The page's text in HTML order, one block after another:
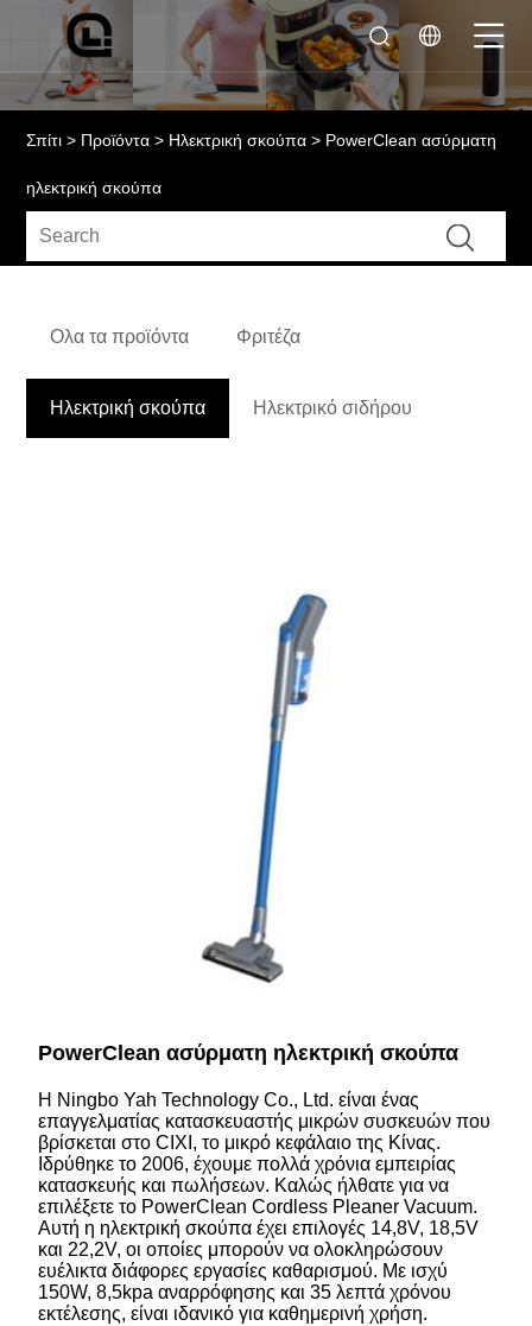
Σπίτι > Προϊόντα > Ηλεκτρική σκούπα > PowerClean ασύρματη
ηλεκτρική σκούπα
Ολα τα προϊόντα Φριτέζα
Ηλεκτρική σκούπα Ηλεκτρικό σιδήρου
PowerClean ασύρματη ηλεκτρική σκούπα
Η Ningbo Yah Technology Co., Ltd. είναι ένας
επαγγελματίας κατασκευαστής μικρών συσκευών που
βρίσκεται στο CIXI, το μικρό κεφάλαιο της Κίνας.
Ιδρύθηκε το 2006, έχουμε πολλά χρόνια εμπειρίας
κατασκευής και πωλήσεων. Καλώς ήλθατε για να
επιλέξετε το PowerClean Cordless Pleaner Vacuum.
Αυτή η ηλεκτρική σκούπα έχει επιλογές 14,8V, 18,5V
και 22,2V, οι οποίες μπορούν να ολοκληρώσουν
ευέλικτα διάφορες εργασίες καθαρισμού. Με ισχύ
150W, 8,5kpa αναρρόφησης και 35 λεπτά χρόνου
εκτέλεσης, είναι ιδανικό για καθημερινή χρήση.